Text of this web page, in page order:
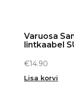
Varuosa
lintkaabel
€14.90
Lisa korvi